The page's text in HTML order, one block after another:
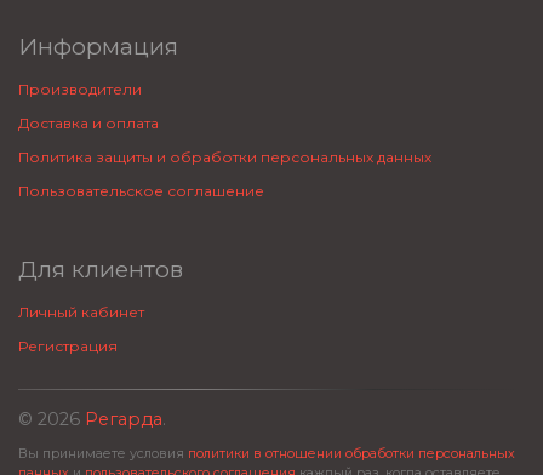
Информация
Производители
Доставка и оплата
Политика защиты и обработки персональных данных
Пользовательское соглашение
Для клиентов
Личный кабинет
Регистрация
© 2026 Регарда.
Вы принимаете условия политики в отношении обработки персональных